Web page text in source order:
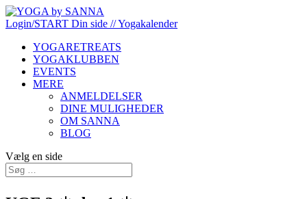
Login/START Din side // Yogakalender
YOGARETREATS
YOGAKLUBBEN
EVENTS
MERE
ANMELDELSER
DINE MULIGHEDER
OM SANNA
BLOG
Vælg en side